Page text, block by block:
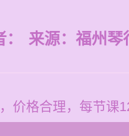
来源： 福州琴
价格合理，每节课